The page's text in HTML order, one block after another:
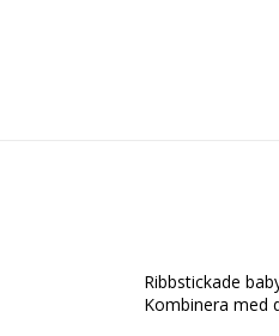
Ribbstickade
Kombinera med